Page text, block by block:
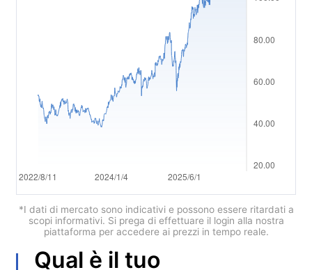
Tiếng việt
Bahasa Indonesia
Bahasa Melayu
*I dati di mercato sono indicativi e possono essere ritardati a
scopi informativi. Si prega di effettuare il login alla nostra
piattaforma per accedere ai prezzi in tempo reale.
Qual è il tuo